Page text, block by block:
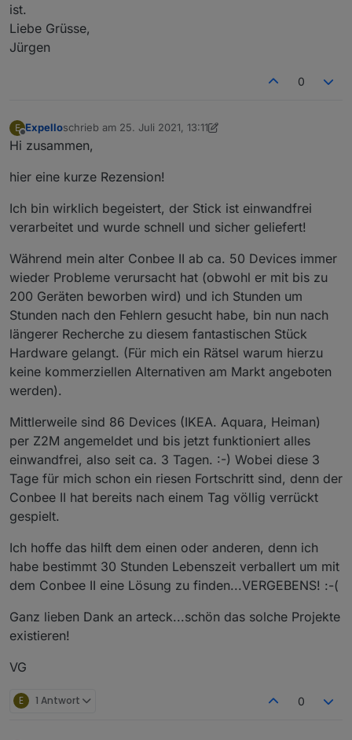
ist.
Liebe Grüsse,
Jürgen
0
E Expelloschrieb am 25. Juli 2021, 13:11
zuletzt editiert von Expello
Hi zusammen,
hier eine kurze Rezension!
Ich bin wirklich begeistert, der Stick ist einwandfrei
verarbeitet und wurde schnell und sicher geliefert!
Während mein alter Conbee II ab ca. 50 Devices immer
wieder Probleme verursacht hat (obwohl er mit bis zu
200 Geräten beworben wird) und ich Stunden um
Stunden nach den Fehlern gesucht habe, bin nun nach
längerer Recherche zu diesem fantastischen Stück
Hardware gelangt. (Für mich ein Rätsel warum hierzu
keine kommerziellen Alternativen am Markt angeboten
werden).
Mittlerweile sind 86 Devices (IKEA. Aquara, Heiman)
per Z2M angemeldet und bis jetzt funktioniert alles
einwandfrei, also seit ca. 3 Tagen. :-) Wobei diese 3
Tage für mich schon ein riesen Fortschritt sind, denn der
Conbee II hat bereits nach einem Tag völlig verrückt
gespielt.
Ich hoffe das hilft dem einen oder anderen, denn ich
habe bestimmt 30 Stunden Lebenszeit verballert um mit
dem Conbee II eine Lösung zu finden...VERGEBENS! :-(
Ganz lieben Dank an arteck...schön das solche Projekte
existieren!
VG
E 1 Antwort 0